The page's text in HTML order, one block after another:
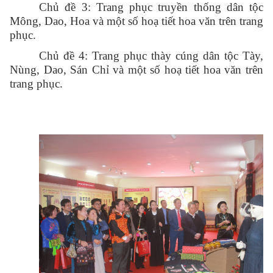
Chủ đề 3: Trang phục truyền thống dân tộc
Mông, Dao, Hoa và một số hoạ tiết hoa văn trên trang
phục.
Chủ đề 4: Trang phục thày cúng dân tộc Tày,
Nùng, Dao, Sán Chỉ và một số hoạ tiết hoa văn trên
trang phục.